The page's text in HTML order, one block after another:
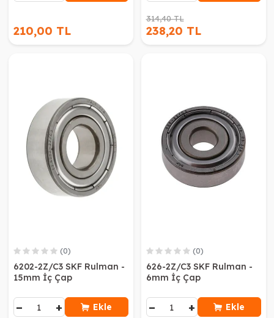
210,00 TL
314,40 TL
238,20 TL
(0)
6202-2Z/C3 SKF Rulman -
15mm İç Çap
− + Ekle
(0)
626-2Z/C3 SKF Rulman -
6mm İç Çap
− + Ekle